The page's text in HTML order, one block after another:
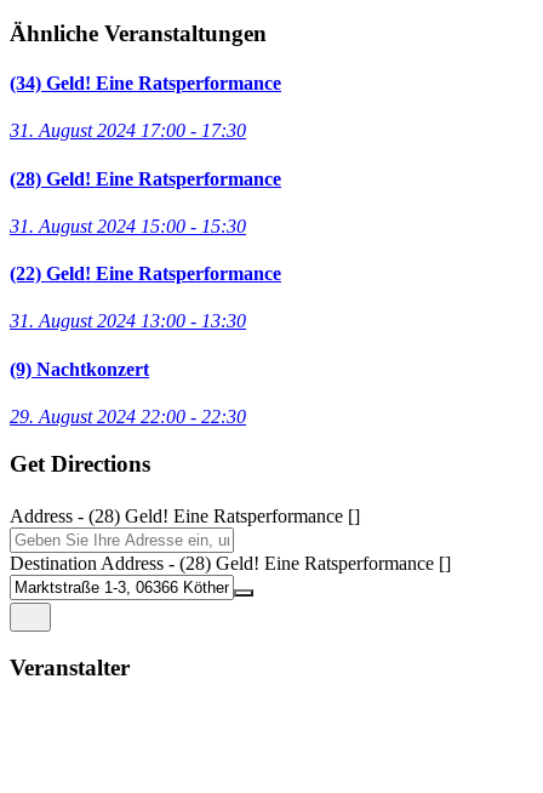
Ähnliche Veranstaltungen
(34) Geld! Eine Ratsperformance
31. August 2024 17:00 - 17:30
(28) Geld! Eine Ratsperformance
31. August 2024 15:00 - 15:30
(22) Geld! Eine Ratsperformance
31. August 2024 13:00 - 13:30
(9) Nachtkonzert
29. August 2024 22:00 - 22:30
Get Directions
Address - (28) Geld! Eine Ratsperformance []
Destination Address - (28) Geld! Eine Ratsperformance []
Veranstalter